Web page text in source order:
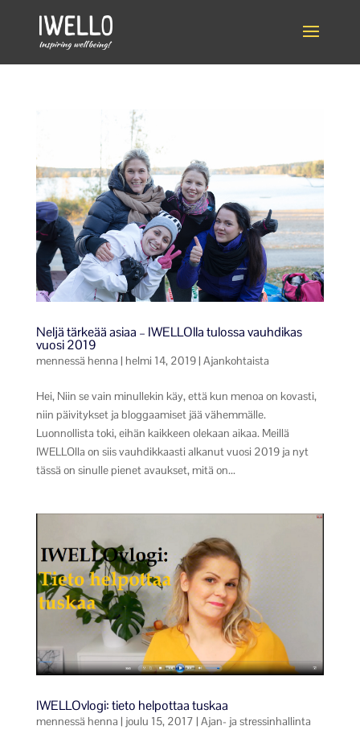
Neljä tärkeää asiaa – IWELLOlla tulossa vauhdikas
vuosi 2019
mennessä henna | helmi 14, 2019| Ajankohtaista
Hei, Niin se vain minullekin käy, että kun menoa on kovasti,
niin päivitykset ja bloggaamiset jää vähemmälle.
Luonnollista toki, eihän kaikkeen olekaan aikaa. Meillä
IWELLOlla on siis vauhdikkaasti alkanut vuosi 2019 ja nyt
tässä on sinulle pienet avaukset, mitä on...
IWELLOvlogi: tieto helpottaa tuskaa
mennessä henna | joulu 15, 2017 | Ajan- ja stressinhallinta